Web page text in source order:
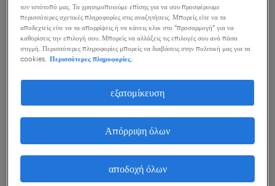
μπορείς να κάνεις για να σε βοηθήσουν.
εξέτασε το ενδεχόμενο να αφαιρέσεις ορισμένα
Αναζήτησες θέσεις εργασίας για μια
συγκεκριμένη περιοχή; Προσπάθησε να
διευρύνεις τη χιλιομετρική εμβέλεια γύρω από
Άλλαξε τον τίτλο θέσης ή τις λέξεις κλειδιά και
τον ιστότοπό μας. Τα χρησιμοποιούμε επίσης για να σου προσφέρουμε
περισσότερες σχετικές πληροφορίες στις αναζητήσεις. Μπορείς είτε να τα
αποδεχτείς είτε να τα απορρίψεις ή να κάνεις κλικ στο "προσαρμογή" για να
καθορίσεις την επιλογή σου. Μπορείς να αλλάξεις τις επιλογές σου ανά πάσα
στιγμή. Περισσότερες πληροφορίες μπορείς να διαβάσεις στην πολιτική μας για τα
cookies.
Περισσότερες πληροφορίες.
εξατομίκευση
Απόρριψη όλων
αποδοχή όλων